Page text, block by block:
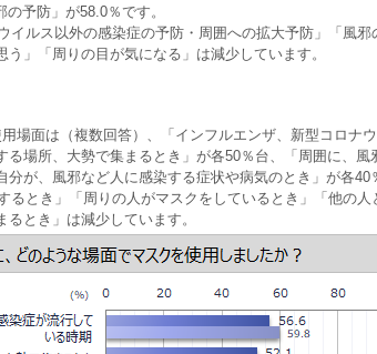
予防」が58.0％です。
イルス以外の感染症の予防・周囲への拡大予防」「風邪
」「周りの目が気になる」は減少しています。
場面は（複数回答）、「インフルエンザ、新型コロナ
場所、大勢で集まるとき」が各50％台、「周囲に、風
が、風邪など人に感染する症状や病気のとき」が各40
るとき」「周りの人がマスクをしているとき」「他の人
とき」は減少しています。